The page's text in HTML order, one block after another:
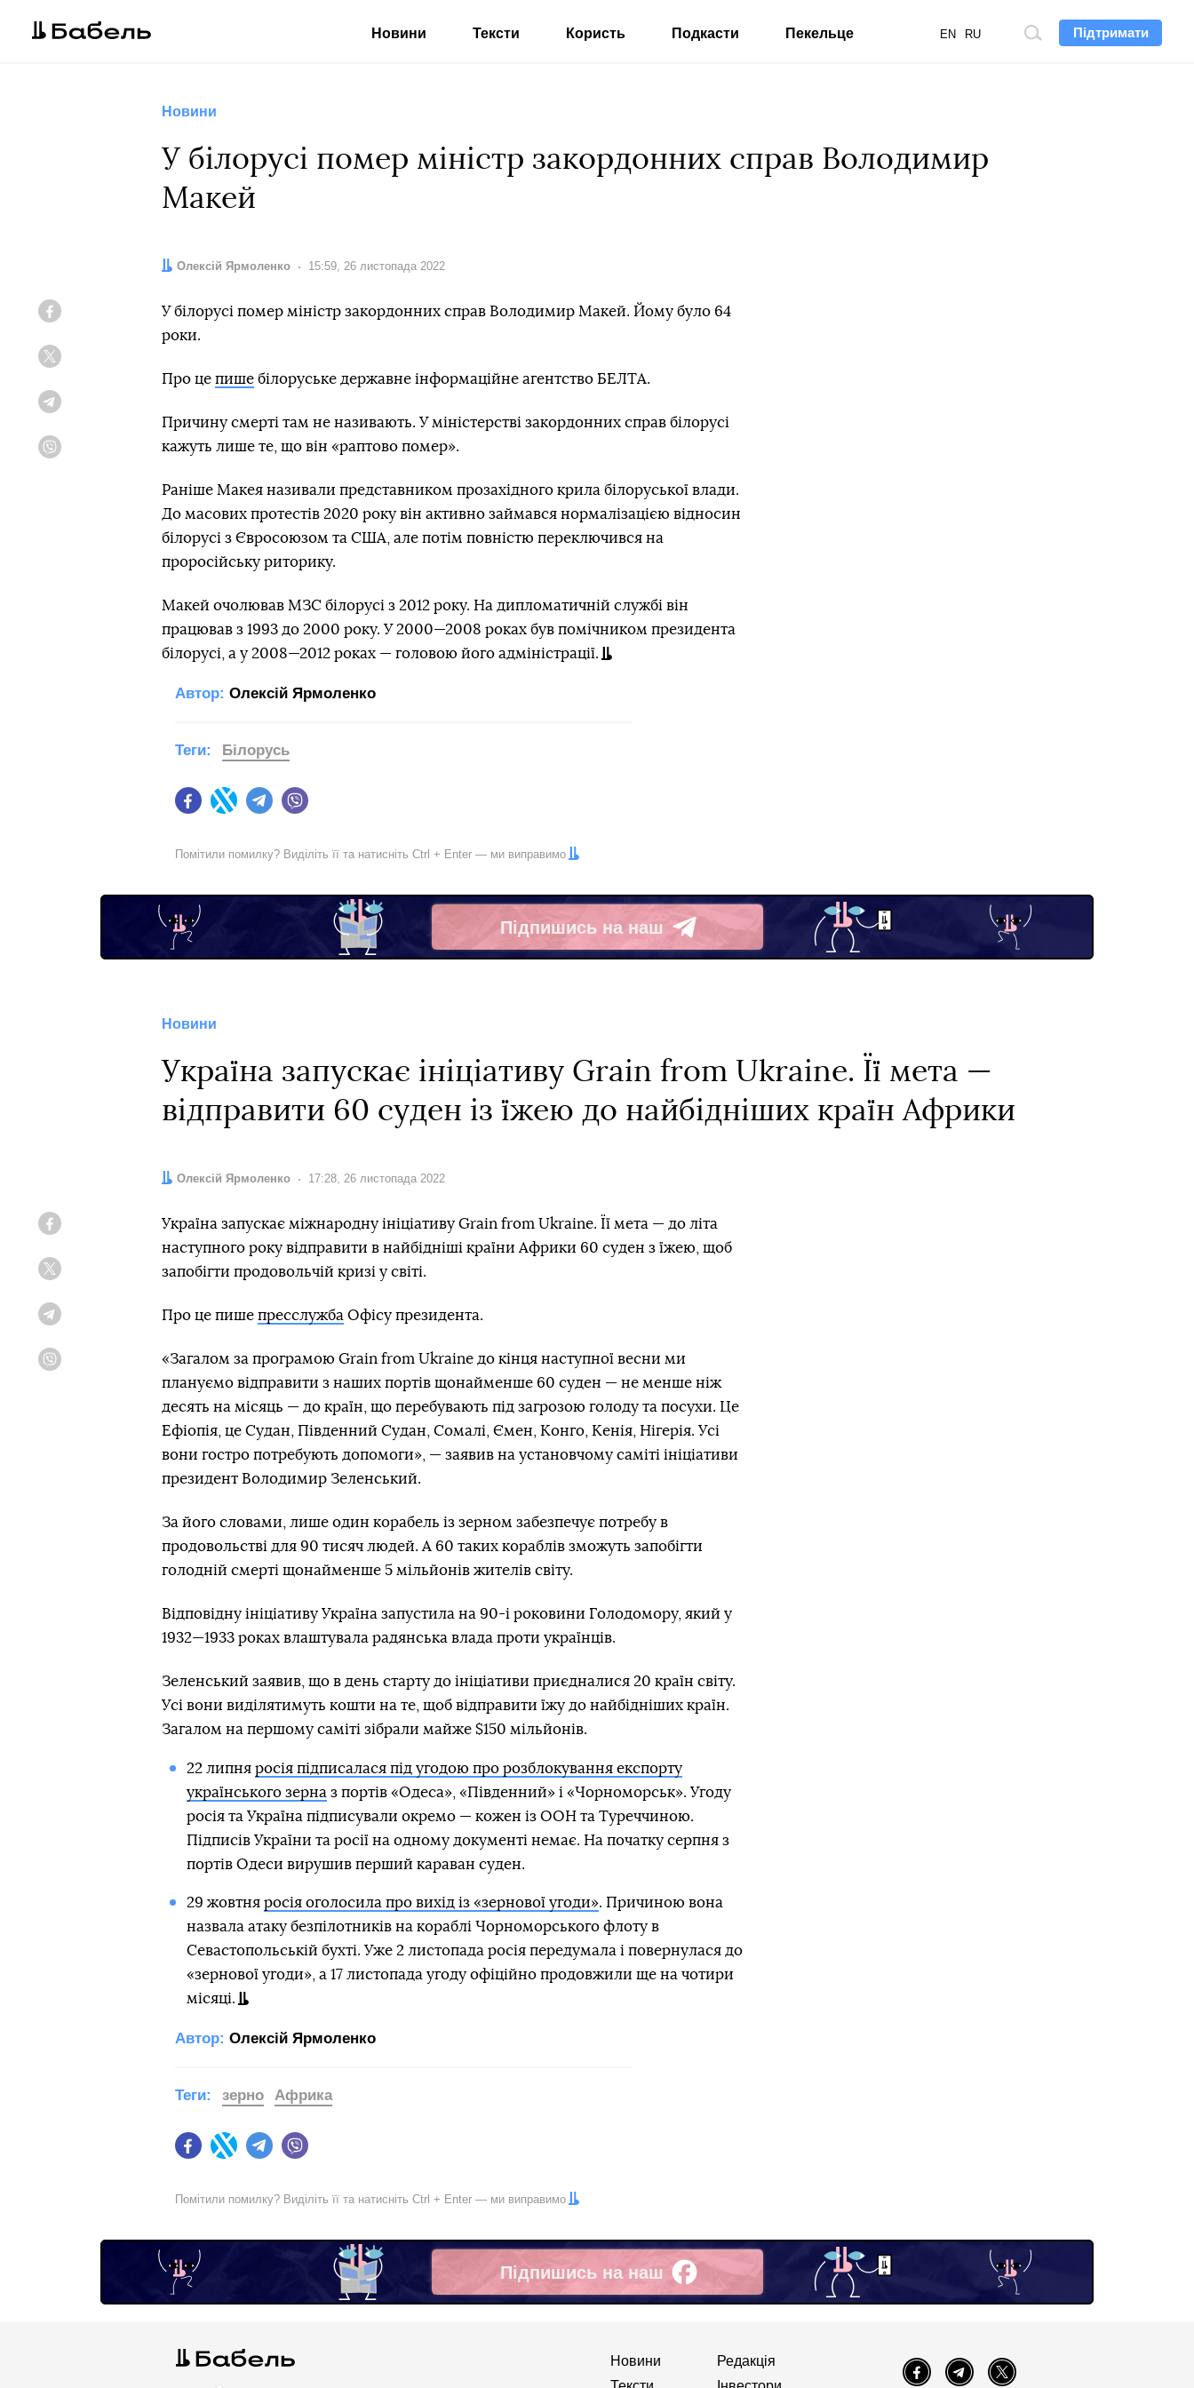
Підтримати
Пошук
EN RU
Новини Тексти Користь Подкасти Пекельце
Новини
У білорусі помер міністр закордонних справ Володимир
Макей
Автор:
Олексій Ярмоленко Дата:
15:59, 26 листопада 2022
У білорусі помер міністр закордонних справ Володимир Макей. Йому було 64
роки.
Про це пише білоруське державне інформаційне агентство БЕЛТА.
Причину смерті там не називають. У міністерстві закордонних справ білорусі
кажуть лише те, що він «раптово помер».
Раніше Макея називали представником прозахідного крила білоруської влади.
До масових протестів 2020 року він активно займався нормалізацією відносин
білорусі з Євросоюзом та США, але потім повністю переключився на
проросійську риторику.
Макей очолював МЗС білорусі з 2012 року. На дипломатичній службі він
працював з 1993 до 2000 року. У 2000—2008 роках був помічником президента
білорусі, а у 2008—2012 роках — головою його адміністрації.
Автор: Олексій Ярмоленко
FacebookTwitter Telegram
Теги: Білорусь
Помітили помилку? Виділіть її та натисніть Ctrl + Enter — ми виправимо
Підпишись на наш
Telegram
Новини
Україна запускає ініціативу Grain from Ukraine. Її мета —
відправити 60 суден із їжею до найбідніших країн Африки
Автор:
Олексій Ярмоленко Дата:
17:28, 26 листопада 2022
Україна запускає міжнародну ініціативу Grain from Ukraine. Її мета — до літа
наступного року відправити в найбідніші країни Африки 60 суден з їжею, щоб
запобігти продовольчій кризі у світі.
Про це пише пресслужба Офісу президента.
«Загалом за програмою Grain from Ukraine до кінця наступної весни ми
плануємо відправити з наших портів щонайменше 60 суден — не менше ніж
десять на місяць — до країн, що перебувають під загрозою голоду та посухи. Це
Ефіопія, це Судан, Південний Судан, Сомалі, Ємен, Конго, Кенія, Нігерія. Усі
вони гостро потребують допомоги», — заявив на установчому саміті ініціативи
президент Володимир Зеленський.
За його словами, лише один корабель із зерном забезпечує потребу в
продовольстві для 90 тисяч людей. А 60 таких кораблів зможуть запобігти
голодній смерті щонайменше 5 мільйонів жителів світу.
Відповідну ініціативу Україна запустила на 90-і роковини Голодомору, який у
1932—1933 роках влаштувала радянська влада проти українців.
Зеленський заявив, що в день старту до ініціативи приєдналися 20 країн світу.
Усі вони виділятимуть кошти на те, щоб відправити їжу до найбідніших країн.
Загалом на першому саміті зібрали майже $150 мільйонів.
22 липня росія підписалася під угодою про розблокування експорту
українського зерна з портів «Одеса», «Південний» і «Чорноморськ». Угоду
росія та Україна підписували окремо — кожен із ООН та Туреччиною.
Підписів України та росії на одному документі немає. На початку серпня з
портів Одеси вирушив перший караван суден.
29 жовтня росія оголосила про вихід із «зернової угоди». Причиною вона
назвала атаку безпілотників на кораблі Чорноморського флоту в
Севастопольській бухті. Уже 2 листопада росія передумала і повернулася до
«зернової угоди», а 17 листопада угоду офіційно продовжили ще на чотири
місяці.
Автор: Олексій Ярмоленко
FacebookTwitter Telegram
Теги: зерно Африка
Помітили помилку? Виділіть її та натисніть Ctrl + Enter — ми виправимо
Підпишись на наш
Facebook
Новини
Редакція
FacebookTelegram Twitter